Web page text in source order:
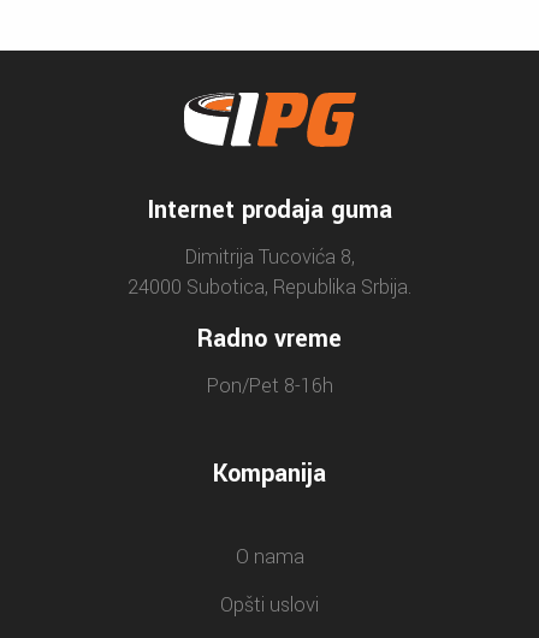
Internet prodaja guma
Dimitrija Tucovića 8,
24000 Subotica, Republika Srbija.
Radno vreme
Pon/Pet 8-16h
Kompanija
O nama
Opšti uslovi